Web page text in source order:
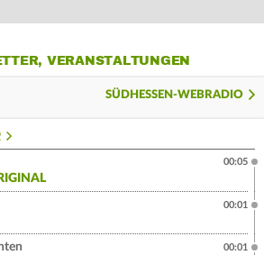
VERANSTALTUNGEN
SÜDHESSEN-WEBRADIO
00:05
00:01
00:01